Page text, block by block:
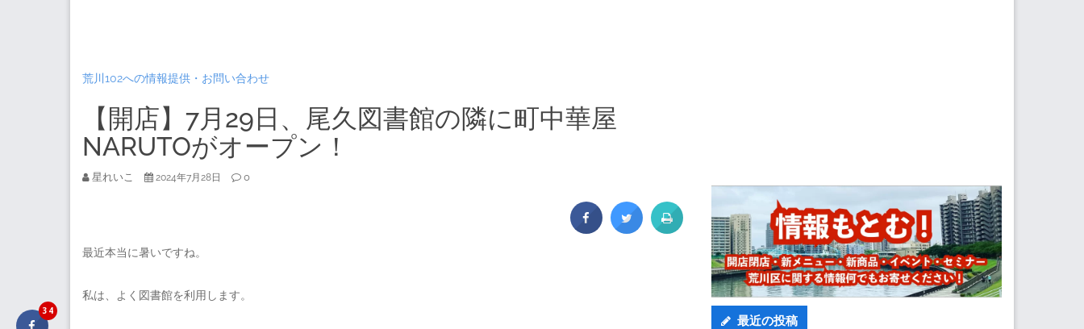
荒川102への情報提供・お問い合わせ
【開店】7月29日、尾久図書館の隣に町中華屋
NARUTOがオープン！
星れいこ 2024年7月28日 0
最近本当に暑いですね。
私は、よく図書館を利用します。
最近の投稿
34